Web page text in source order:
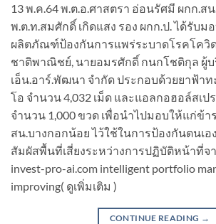
13 พ.ค.64 พ.ต.อ.ศาสตรา อ่อนรัศมี ผกก.ส
พ.ต.ท.สมศักดิ์ เกิดแสง รอง ผกก.ป. ได้รับม
ผลิตภัณฑ์ป้องกันการแพร่ระบาดโรคโควิด
ชาติพาณิชย์, นายอมรศักดิ์ กนกโชติกุล ผู้
เอ็น.อาร์.พัฒนา จำกัด ประกอบด้วยยาฟ้าท
โอ จำนวน 4,032 เม็ด และแอลกอฮอล์สเป
จำนวน 1,000 ขวด เพื่อนำไปมอบให้แก่ข้า
สน.บางกอกน้อย ไว้ใช้ในการป้องกันตนเอ
สัมผัสพื้นที่เสี่ยงระหว่างการปฏิบัติหน้าที่จ
invest-pro-ai.com intelligent portfolio
improving( ดูเพิ่มเติม )
CONTINUE READING →